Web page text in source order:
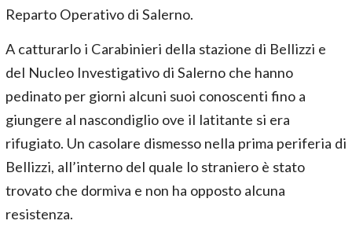
Reparto Operativo di Salerno.
A catturarlo i Carabinieri della stazione di Bellizzi e
del Nucleo Investigativo di Salerno che hanno
pedinato per giorni alcuni suoi conoscenti fino a
giungere al nascondiglio ove il latitante si era
rifugiato. Un casolare dismesso nella prima periferia di
Bellizzi, all’interno del quale lo straniero è stato
trovato che dormiva e non ha opposto alcuna
resistenza.